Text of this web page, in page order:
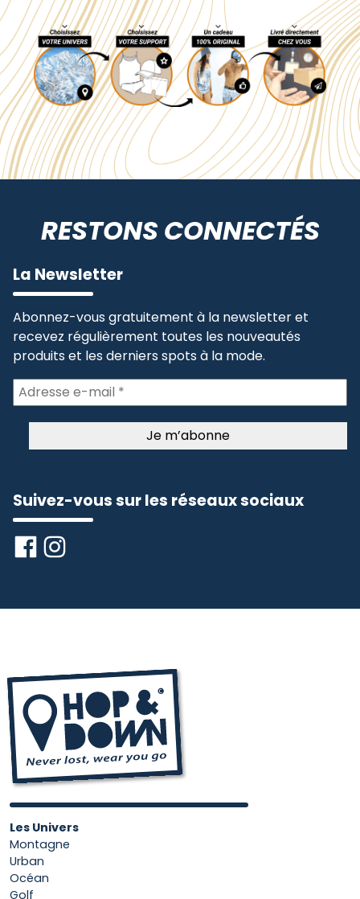
RESTONS CONNECTÉS
La Newsletter
Abonnez-vous gratuitement à la newsletter et
recevez régulièrement toutes les nouveautés
produits et les derniers spots à la mode.
Suivez-vous sur les réseaux sociaux
Les Univers
Montagne
Urban
Océan
Golf